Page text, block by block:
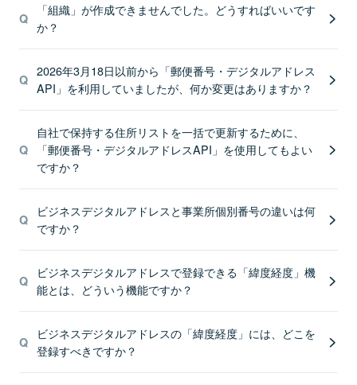
「組織」が作成できませんでした。どうすればいいです
か？
2026年3月18日以前から「郵便番号・デジタルアドレス
API」を利用していましたが、何か変更はありますか？
自社で保持する住所リストを一括で更新するために、
「郵便番号・デジタルアドレスAPI」を使用してもよい
ですか？
ビジネスデジタルアドレスと事業所個別番号の違いは何
ですか？
ビジネスデジタルアドレスで登録できる「緯度経度」機
能とは、どういう機能ですか？
ビジネスデジタルアドレスの「緯度経度」には、どこを
登録すべきですか？